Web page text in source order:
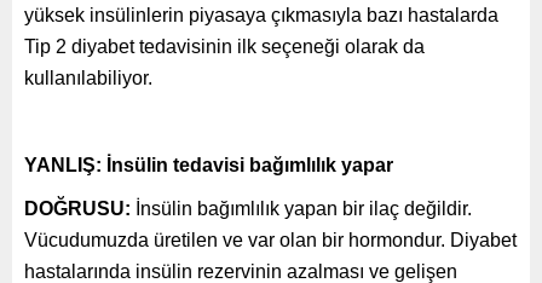
yüksek insülinlerin piyasaya çıkmasıyla bazı hastalarda
Tip 2 diyabet tedavisinin ilk seçeneği olarak da
kullanılabiliyor.
YANLIŞ: İnsülin tedavisi bağımlılık yapar
DOĞRUSU: İnsülin bağımlılık yapan bir ilaç değildir.
Vücudumuzda üretilen ve var olan bir hormondur. Diyabet
hastalarında insülin rezervinin azalması ve gelişen